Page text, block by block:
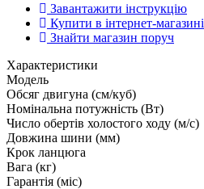
Завантажити інструкцію
Купити в інтернет-магазині
Знайти магазин поруч
Характеристики
Модель
Обсяг двигуна (см/куб)
Номінальна потужність (Вт)
Число обертів холостого ходу (м/с)
Довжина шини (мм)
Крок ланцюга
Вага (кг)
Гарантія (міс)